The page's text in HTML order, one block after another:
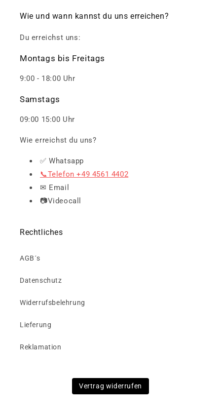
Wie und wann kannst du uns erreichen?
Du erreichst uns:
Montags bis Freitags
9:00 - 18:00 Uhr
Samstags
09:00 15:00 Uhr
Wie erreichst du uns?
✅ Whatsapp
📞Telefon +49 4561 4402
✉ Email
📷Videocall
Rechtliches
AGB´s
Datenschutz
Widerrufsbelehrung
Lieferung
Reklamation
Vertrag widerrufen